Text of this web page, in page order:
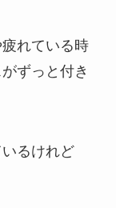
れている時
ずっと付き
いるけれど